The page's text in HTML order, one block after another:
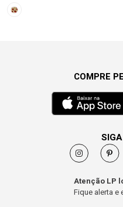
COMPRE
Atenção LP
Fique alerta e